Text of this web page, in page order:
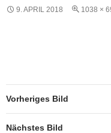
9. APRIL 2018 1038 ×
Vorheriges Bild
Nächstes Bild